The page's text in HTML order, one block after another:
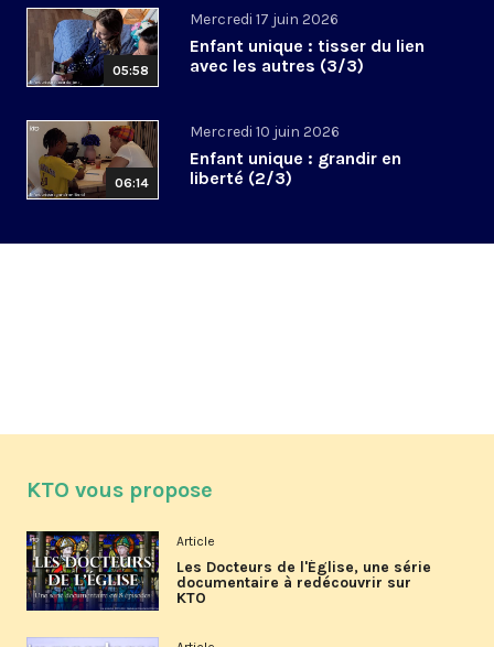
05:58
Mercredi 17 juin 2026
Enfant unique : tisser du lien
avec les autres (3/3)
06:14
Mercredi 10 juin 2026
Enfant unique : grandir en
liberté (2/3)
KTO vous propose
Article
Les Docteurs de l'Église, une série
documentaire à redécouvrir sur
KTO